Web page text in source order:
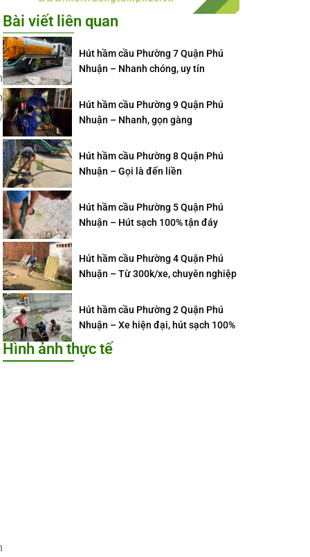
Bài viết liên quan
Hút hầm cầu Phường 7 Quận Phú
Nhuận – Nhanh chóng, uy tín
Hút hầm cầu Phường 9 Quận Phú
Nhuận – Nhanh, gọn gàng
Hút hầm cầu Phường 8 Quận Phú
Nhuận – Gọi là đến liền
Hút hầm cầu Phường 5 Quận Phú
Nhuận – Hút sạch 100% tận đáy
Hút hầm cầu Phường 4 Quận Phú
Nhuận – Từ 300k/xe, chuyên nghiệp
Hút hầm cầu Phường 2 Quận Phú
Nhuận – Xe hiện đại, hút sạch 100%
Hình ảnh thực tế